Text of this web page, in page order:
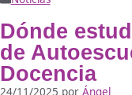
El Profesor de
Seguridad en
responsables. Su
Conducción, sino
desenvolverse con